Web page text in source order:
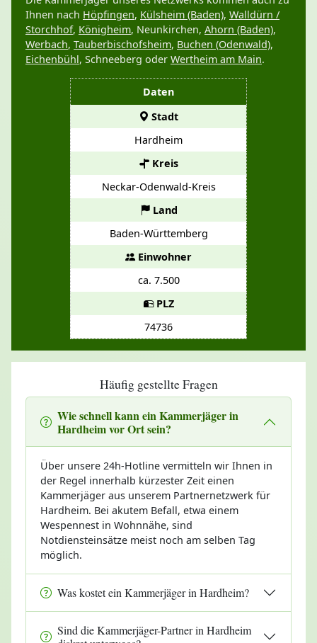
Daten
Stadt
Hardheim
Kreis
Neckar-Odenwald-Kreis
Land
Baden-Württemberg
Einwohner
ca. 7.500
PLZ
74736
Ihnen nach Höpfingen, Külsheim (Baden), Walldürn /
Storchhof, Königheim, Neunkirchen, Ahorn (Baden),
Werbach, Tauberbischofsheim, Buchen (Odenwald),
Eichenbühl, Schneeberg oder Wertheim am Main.
Häufig gestellte Fragen
Wie schnell kann ein Kammerjäger in
Hardheim vor Ort sein?
Über unsere 24h-Hotline vermitteln wir Ihnen in
der Regel innerhalb kürzester Zeit einen
Kammerjäger aus unserem Partnernetzwerk für
Hardheim. Bei akutem Befall, etwa einem
Wespennest in Wohnnähe, sind
Notdiensteinsätze meist noch am selben Tag
möglich.
Was kostet ein Kammerjäger in Hardheim?
Sind die Kammerjäger-Partner in Hardheim